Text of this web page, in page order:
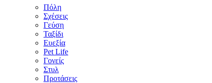
Πόλη
Σχέσεις
Γεύση
Ταξίδι
Ευεξία
Pet Life
Γονείς
Στυλ
Προτάσεις